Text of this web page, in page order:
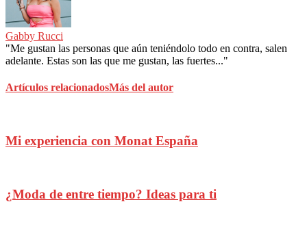
Gabby Rucci
"Me gustan las personas que aún teniéndolo todo en contra, salen
adelante. Estas son las que me gustan, las fuertes..."
Artículos relacionadosMás del autor
Mi experiencia con Monat España
¿Moda de entre tiempo? Ideas para ti